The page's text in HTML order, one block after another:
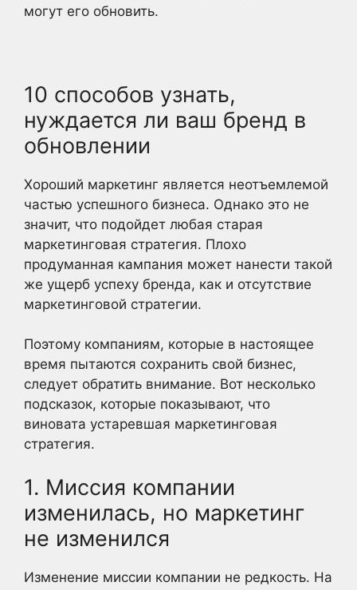
могут его обновить.
10 способов узнать,
нуждается ли ваш бренд в
обновлении
Хороший маркетинг является неотъемлемой
частью успешного бизнеса. Однако это не
значит, что подойдет любая старая
маркетинговая стратегия. Плохо
продуманная кампания может нанести такой
же ущерб успеху бренда, как и отсутствие
маркетинговой стратегии.
Поэтому компаниям, которые в настоящее
время пытаются сохранить свой бизнес,
следует обратить внимание. Вот несколько
подсказок, которые показывают, что
виновата устаревшая маркетинговая
стратегия.
1. Миссия компании
изменилась, но маркетинг
не изменился
Изменение миссии компании не редкость. На